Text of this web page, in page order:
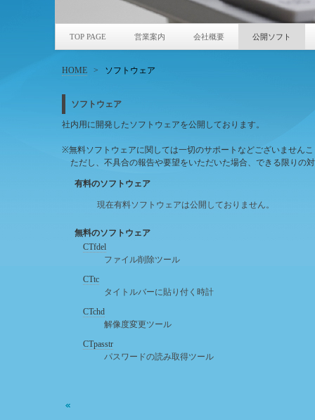
TOP PAGE 営業案内 会社概要 公開ソフト
HOME > ソフトウェア
ソフトウェア
社内用に開発したソフトウェアを公開しております。
※無料ソフトウェアに関しては一切のサポートなどございません
ただし、不具合の報告や要望をいただいた場合、できる限りの
有料のソフトウェア
現在有料ソフトウェアは公開しておりません。
無料のソフトウェア
CTfdel
ファイル削除ツール
CTtc
タイトルバーに貼り付く時計
CTchd
解像度変更ツール
CTpasstr
パスワードの読み取得ツール